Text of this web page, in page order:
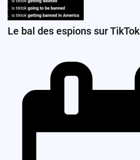
Le bal des espions sur TikTok